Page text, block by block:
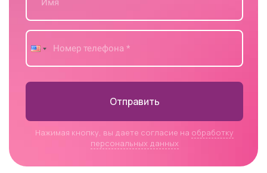
Отправить
Нажимая кнопку, вы даете согласие на обработку
персональных данных